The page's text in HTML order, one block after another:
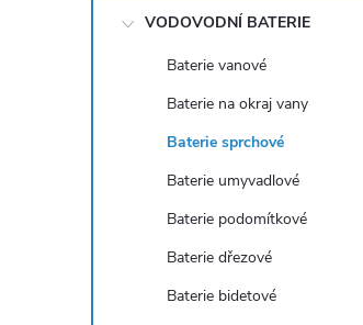
VODOVODNÍ BATERIE
Baterie vanové
Baterie na okraj vany
Baterie sprchové
Baterie umyvadlové
Baterie podomítkové
Baterie dřezové
Baterie bidetové